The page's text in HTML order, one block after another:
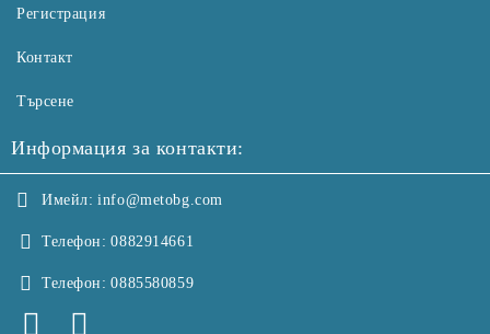
Регистрация
Контакт
Търсене
Информация за контакти:
Имейл: info@metobg.com
Телефон: 0882914661
Телефон: 0885580859